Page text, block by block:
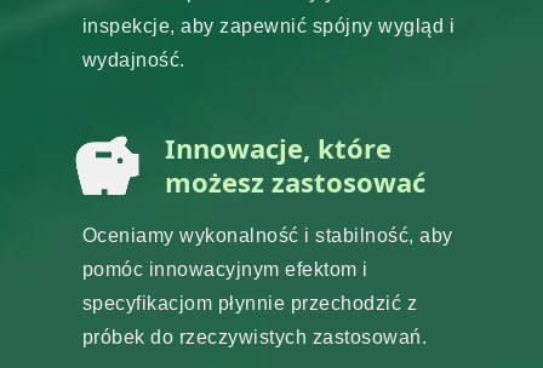
inspekcje, aby zapewnić spójny wygląd i
wydajność.
Innowacje, które
możesz zastosować
Oceniamy wykonalność i stabilność, aby
pomóc innowacyjnym efektom i
specyfikacjom płynnie przechodzić z
próbek do rzeczywistych zastosowań.